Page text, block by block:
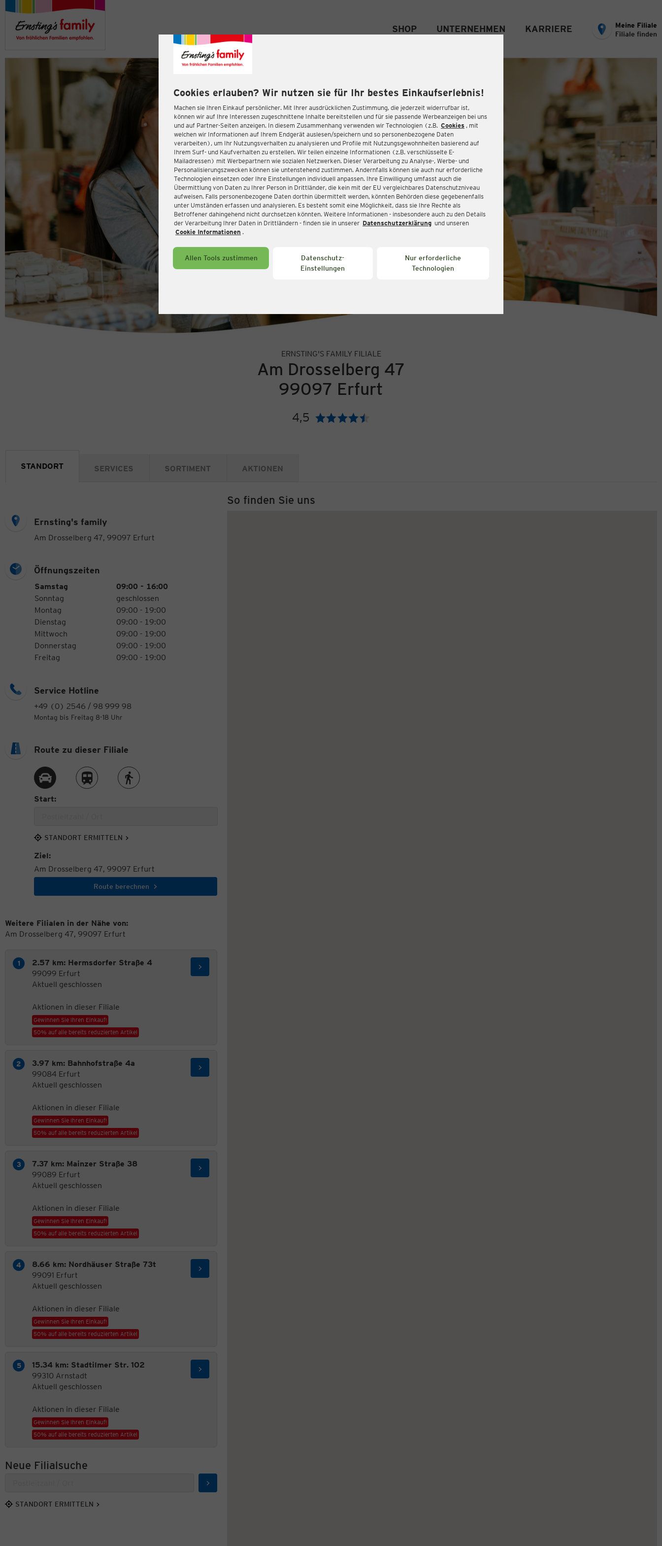
Cookies erlauben? Wir nutzen sie für Ihr bestes Einkaufserlebnis!
Machen sie Ihren Einkauf persönlicher. Mit Ihrer ausdrücklichen Zustimmung, die jederzeit widerrufbar ist,
können wir auf Ihre Interessen zugeschnittene Inhalte bereitstellen und für sie passende Werbeanzeigen bei uns
und auf Partner-Seiten anzeigen. In diesem Zusammenhang verwenden wir Technologien (z.B. Cookies , mit
welchen wir Informationen auf Ihrem Endgerät auslesen/speichern und so personenbezogene Daten
verarbeiten), um Ihr Nutzungsverhalten zu analysieren und Profile mit Nutzungsgewohnheiten basierend auf
Ihrem Surf- und Kaufverhalten zu erstellen. Wir teilen einzelne Informationen (z.B. verschlüsselte E-
Mailadressen) mit Werbepartnern wie sozialen Netzwerken. Dieser Verarbeitung zu Analyse-, Werbe- und
Personalisierungszwecken können sie untenstehend zustimmen. Andernfalls können sie auch nur erforderliche
Technologien einsetzen oder Ihre Einstellungen individuell anpassen. Ihre Einwilligung umfasst auch die
Übermittlung von Daten zu Ihrer Person in Drittländer, die kein mit der EU vergleichbares Datenschutzniveau
aufweisen. Falls personenbezogene Daten dorthin übermittelt werden, könnten Behörden diese gegebenenfalls
unter Umständen erfassen und analysieren. Es besteht somit eine Möglichkeit, dass sie Ihre Rechte als
Betroffener dahingehend nicht durchsetzen könnten. Weitere Informationen - insbesondere auch zu den Details
der Verarbeitung Ihrer Daten in Drittländern - finden sie in unserer Datenschutzerklärung und unseren
Cookie Informationen .
Allen Tools zustimmen
Datenschutz-
Einstellungen
Nur erforderliche
Technologien
SHOP UNTERNEHMEN KARRIERE
Meine Filiale
Filiale finden
ERNSTING'S FAMILY FILIALE
Am Drosselberg 47
99097 Erfurt
4,5 Bewertung:
STANDORT SERVICES SORTIMENT AKTIONEN
Ernsting's family
Am Drosselberg 47, 99097 Erfurt
Öffnungszeiten
Öffnungszeiten
Wochentag
Samstag
09:00 - 16:00
Sonntag
geschlossen
Montag
09:00 - 19:00
Dienstag
09:00 - 19:00
Mittwoch
09:00 - 19:00
Donnerstag
09:00 - 19:00
Freitag
09:00 - 19:00
Service Hotline
+49 (0) 2546 / 98 999 98
Montag bis Freitag 8-18 Uhr
So finden Sie uns
Route zu dieser Filiale
Route per AutoRoute per ZugRoute zu Fuß
Start:
STANDORT ERMITTELN
Ziel:
Am Drosselberg 47, 99097 Erfurt
Route berechnen
Weitere Filialen in der Nähe von:
Am Drosselberg 47, 99097 Erfurt
2.57 km: Hermsdorfer Straße 4
99099 Erfurt
Aktuell geschlossen
Aktionen in dieser Filiale
Gewinnen Sie Ihren Einkauf!
50% auf alle bereits reduzierten Artikel
3.97 km: Bahnhofstraße 4a
99084 Erfurt
Aktuell geschlossen
Aktionen in dieser Filiale
Gewinnen Sie Ihren Einkauf!
50% auf alle bereits reduzierten Artikel
7.37 km: Mainzer Straße 38
99089 Erfurt
Aktuell geschlossen
Aktionen in dieser Filiale
Gewinnen Sie Ihren Einkauf!
50% auf alle bereits reduzierten Artikel
8.66 km: Nordhäuser Straße 73t
99091 Erfurt
Aktuell geschlossen
Aktionen in dieser Filiale
Gewinnen Sie Ihren Einkauf!
50% auf alle bereits reduzierten Artikel
15.34 km: Stadtilmer Str. 102
99310 Arnstadt
Aktuell geschlossen
Aktionen in dieser Filiale
Gewinnen Sie Ihren Einkauf!
50% auf alle bereits reduzierten Artikel
Neue Filialsuche
Suchen
STANDORT ERMITTELN